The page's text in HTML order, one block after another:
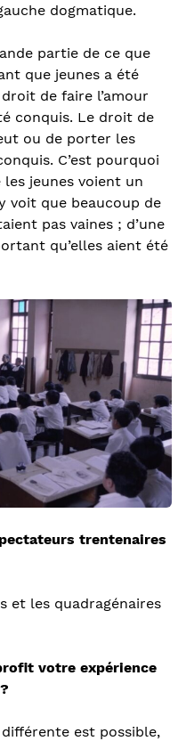
dogmatique.
partie de ce que
que jeunes a été
de faire l’amour
conquis. Le droit de
ou de porter les
C’est pourquoi
jeunes voient un
voit que beaucoup de
pas vaines ; d’une
qu’elles aient été
trentenaires
et les quadragénaires
votre expérience
est possible,